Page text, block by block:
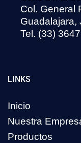
Col. General
Guadalajara,
Tel. (33)
LINKS
Inicio
Nuestra
Productos